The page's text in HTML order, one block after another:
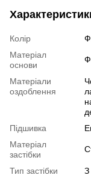
Колір
Матеріал
основи
Матеріали
оздоблення
Підшивка
Матеріал
застібки
Тип застібки
З